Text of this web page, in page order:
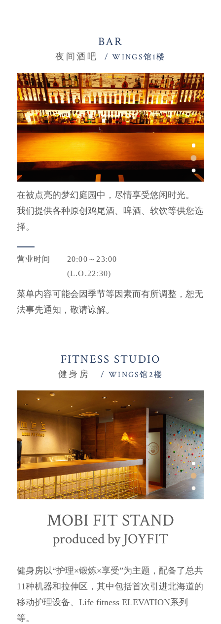
BAR
夜间酒吧 / WINGS馆1楼
在被点亮的梦幻庭园中，尽情享受悠闲时光。
我们提供各种原创鸡尾酒、啤酒、软饮等供您选
择。
营业时间
20:00～23:00
(L.O.22:30)
菜单内容可能会因季节等因素而有所调整，恕无
法事先通知，敬请谅解。
FITNESS STUDIO
健身房 / WINGS馆2楼
MOBI FIT STAND
produced by JOYFIT
健身房以“护理×锻炼×享受”为主题，配备了总共
11种机器和拉伸区，其中包括首次引进北海道的
移动护理设备、Life fitness ELEVATION系列
等。